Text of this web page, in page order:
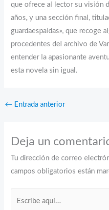
que ofrece al lector su visión
años, y una sección final,
guardaespaldas», que recoge
procedentes del archivo de
entender la apasionante
esta novela sin igual.
← Entrada anterior
Deja un
Tu dirección de correo
campos obligatorios están